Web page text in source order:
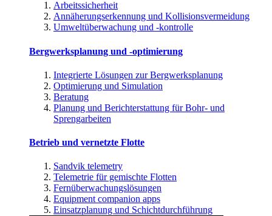
Arbeitssicherheit
Annäherungserkennung und Kollisionsvermeidung
Umweltüberwachung und -kontrolle
Bergwerksplanung und -optimierung
Integrierte Lösungen zur Bergwerksplanung
Optimierung und Simulation
Beratung
Planung und Berichterstattung für Bohr- und
Sprengarbeiten
Betrieb und vernetzte Flotte
Sandvik telemetry
Telemetrie für gemischte Flotten
Fernüberwachungslösungen
Equipment companion apps
Einsatzplanung und Schichtdurchführung